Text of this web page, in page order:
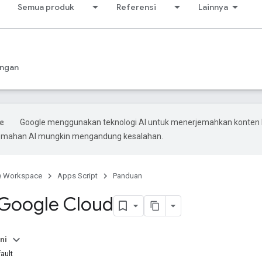
Semua produk Referensi Lainnya
Google menggunakan teknologi AI untuk menerjemahkan konten
AI mungkin mengandung kesalahan.
Workspace Apps Script Panduan
Cloud